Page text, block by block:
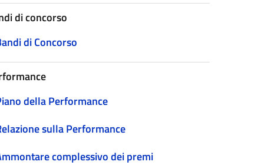
di concorso
di Concorso
della Performance
sulla Performance
complessivo dei premi